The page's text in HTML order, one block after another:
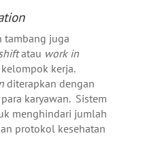
tambang juga
atau work in
kerja.
diterapkan dengan
karyawan. Sistem
menghindari jumlah
protokol kesehatan